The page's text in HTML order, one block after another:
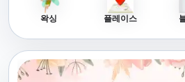
왁싱 플레이스